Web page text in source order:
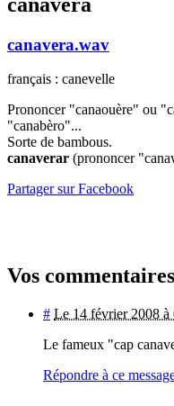
canavera.wav
français : canevelle
Prononcer "canaouère" ou
"canabèro"...
Sorte de bambous.
canaverar (prononcer
Partager sur Facebook
Vos commentaires
# Le 14 février 2008 à
Le fameux "cap
Répondre à ce